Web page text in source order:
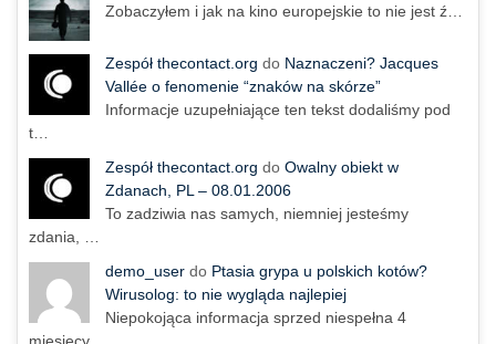
Zobaczyłem i jak na kino europejskie to nie jest ź…
Zespół thecontact.org do Naznaczeni? Jacques
Vallée o fenomenie “znaków na skórze”
Informacje uzupełniające ten tekst dodaliśmy pod
t…
Zespół thecontact.org do Owalny obiekt w
Zdanach, PL – 08.01.2006
To zadziwia nas samych, niemniej jesteśmy
zdania, …
demo_user do Ptasia grypa u polskich kotów?
Wirusolog: to nie wygląda najlepiej
Niepokojąca informacja sprzed niespełna 4
miesięcy…